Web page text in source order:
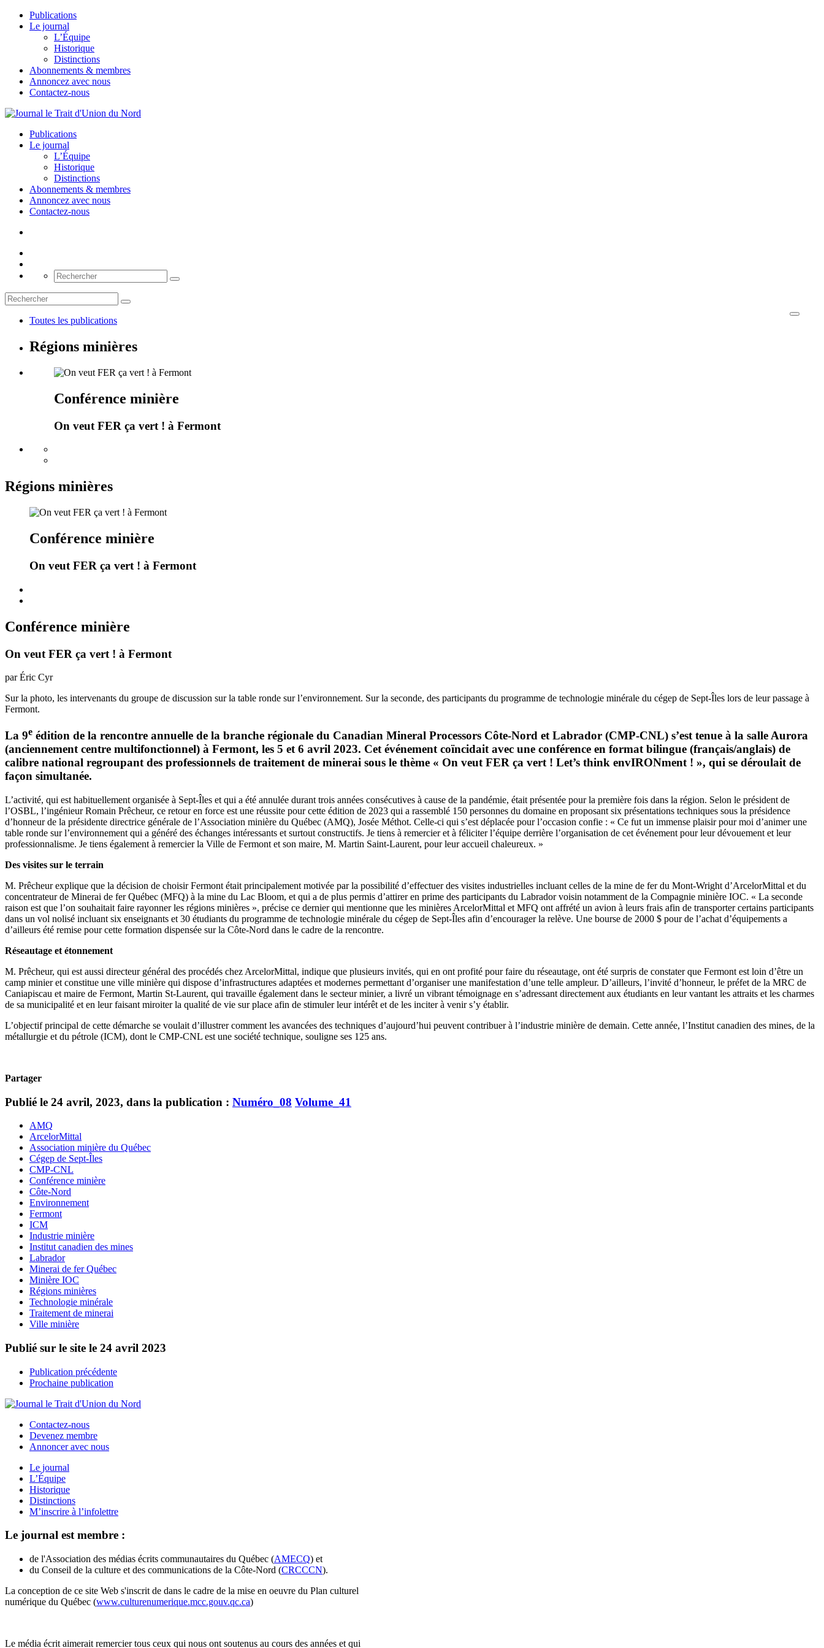
Publications
Le journal
L’Équipe
Historique
Distinctions
Abonnements & membres
Annoncez avec nous
Contactez-nous
Publications
Le journal
L’Équipe
Historique
Distinctions
Abonnements & membres
Annoncez avec nous
Contactez-nous
Toutes les publications
Régions minières
Conférence minière
On veut FER ça vert ! à Fermont
Régions minières
Conférence minière
On veut FER ça vert ! à Fermont
Conférence minière
On veut FER ça vert ! à Fermont
par Éric Cyr
Sur la photo, les intervenants du groupe de discussion sur la table ronde sur l’environnement. Sur la seconde, des participants du programme de technologie minérale du cégep de Sept-Îles lors de leur passage à
Fermont.
La 9e édition de la rencontre annuelle de la branche régionale du Canadian Mineral Processors Côte-Nord et Labrador (CMP-CNL) s’est tenue à la salle Aurora
(anciennement centre multifonctionnel) à Fermont, les 5 et 6 avril 2023. Cet événement coïncidait avec une conférence en format bilingue (français/anglais) de
calibre national regroupant des professionnels de traitement de minerai sous le thème « On veut FER ça vert ! Let’s think envIRONment ! », qui se déroulait de
façon simultanée.
L’activité, qui est habituellement organisée à Sept-Îles et qui a été annulée durant trois années consécutives à cause de la pandémie, était présentée pour la première fois dans la région. Selon le président de
l’OSBL, l’ingénieur Romain Prêcheur, ce retour en force est une réussite pour cette édition de 2023 qui a rassemblé 150 personnes du domaine en proposant six présentations techniques sous la présidence
d’honneur de la présidente directrice générale de l’Association minière du Québec (AMQ), Josée Méthot. Celle-ci qui s’est déplacée pour l’occasion confie : « Ce fut un immense plaisir pour moi d’animer une
table ronde sur l’environnement qui a généré des échanges intéressants et surtout constructifs. Je tiens à remercier et à féliciter l’équipe derrière l’organisation de cet événement pour leur dévouement et leur
professionnalisme. Je tiens également à remercier la Ville de Fermont et son maire, M. Martin Saint-Laurent, pour leur accueil chaleureux. »
Des visites sur le terrain
M. Prêcheur explique que la décision de choisir Fermont était principalement motivée par la possibilité d’effectuer des visites industrielles incluant celles de la mine de fer du Mont-Wright d’ArcelorMittal et du
concentrateur de Minerai de fer Québec (MFQ) à la mine du Lac Bloom, et qui a de plus permis d’attirer en prime des participants du Labrador voisin notamment de la Compagnie minière IOC. « La seconde
raison est que l’on souhaitait faire rayonner les régions minières », précise ce dernier qui mentionne que les minières ArcelorMittal et MFQ ont affrété un avion à leurs frais afin de transporter certains participants
dans un vol nolisé incluant six enseignants et 30 étudiants du programme de technologie minérale du cégep de Sept-Îles afin d’encourager la relève. Une bourse de 2000 $ pour de l’achat d’équipements a
d’ailleurs été remise pour cette formation dispensée sur la Côte-Nord dans le cadre de la rencontre.
Réseautage et étonnement
M. Prêcheur, qui est aussi directeur général des procédés chez ArcelorMittal, indique que plusieurs invités, qui en ont profité pour faire du réseautage, ont été surpris de constater que Fermont est loin d’être un
camp minier et constitue une ville minière qui dispose d’infrastructures adaptées et modernes permettant d’organiser une manifestation d’une telle ampleur. D’ailleurs, l’invité d’honneur, le préfet de la MRC de
Caniapiscau et maire de Fermont, Martin St-Laurent, qui travaille également dans le secteur minier, a livré un vibrant témoignage en s’adressant directement aux étudiants en leur vantant les attraits et les charmes
de sa municipalité et en leur faisant miroiter la qualité de vie sur place afin de stimuler leur intérêt et de les inciter à venir s’y établir.
L’objectif principal de cette démarche se voulait d’illustrer comment les avancées des techniques d’aujourd’hui peuvent contribuer à l’industrie minière de demain. Cette année, l’Institut canadien des mines, de la
métallurgie et du pétrole (ICM), dont le CMP-CNL est une société technique, souligne ses 125 ans.
Partager
Publié le 24 avril, 2023, dans la publication : Numéro_08 Volume_41
AMQ
ArcelorMittal
Association minière du Québec
Cégep de Sept-Îles
CMP-CNL
Conférence minière
Côte-Nord
Environnement
Fermont
ICM
Industrie minière
Institut canadien des mines
Labrador
Minerai de fer Québec
Minière IOC
Régions minières
Technologie minérale
Traitement de minerai
Ville minière
Publié sur le site le 24 avril 2023
Publication précédente
Prochaine publication
Contactez-nous
Devenez membre
Annoncer avec nous
Le journal
L’Équipe
Historique
Distinctions
M’inscrire à l’infolettre
Le journal est membre :
de l'Association des médias écrits communautaires du Québec (AMECQ) et
du Conseil de la culture et des communications de la Côte-Nord (CRCCCN).
La conception de ce site Web s'inscrit de dans le cadre de la mise en oeuvre du Plan culturel
numérique du Québec (www.culturenumerique.mcc.gouv.qc.ca)
Le média écrit aimerait remercier tous ceux qui nous ont soutenus au cours des années et qui